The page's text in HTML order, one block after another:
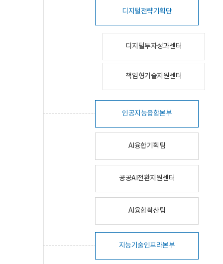
디지털전략기획단
디지털투자성과센터
책임형기술지원센터
인공지능융합본부
AI융합기획팀
공공AI전환지원센터
AI융합확산팀
지능기술인프라본부